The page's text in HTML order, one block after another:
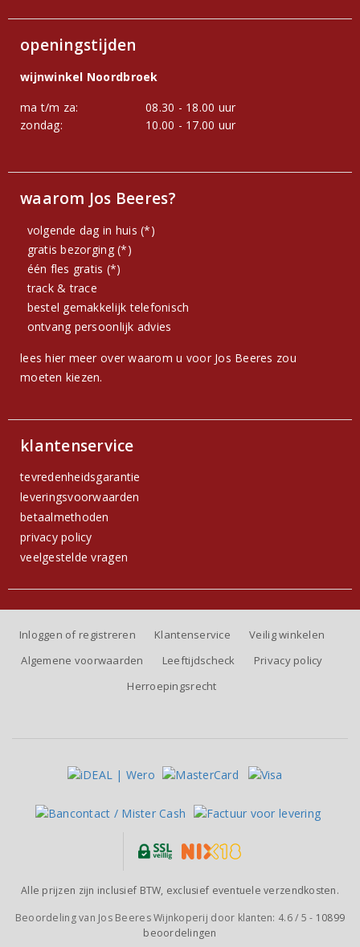
openingstijden
wijnwinkel Noordbroek
ma t/m za:
08.30 - 18.00 uur
zondag:
10.00 - 17.00 uur
waarom Jos Beeres?
volgende dag in huis (*)
gratis bezorging (*)
één fles gratis (*)
track & trace
bestel gemakkelijk telefonisch
ontvang persoonlijk advies
lees hier meer over waarom u voor Jos Beeres zou
moeten kiezen.
klantenservice
tevredenheidsgarantie
leveringsvoorwaarden
betaalmethoden
privacy policy
veelgestelde vragen
Inloggen of registreren Klantenservice
Veilig winkelen
Algemene voorwaarden
Leeftijdscheck
Privacy policy
Herroepingsrecht
Alle prijzen zijn inclusief BTW, exclusief eventuele verzendkosten.
Beoordeling van Jos Beeres Wijnkoperij door klanten: 4.6/ 5 - 10899
beoordelingen